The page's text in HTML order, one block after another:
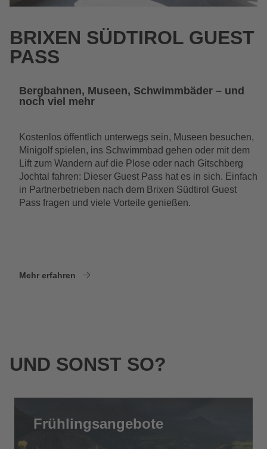
BRIXEN SÜDTIROL GUEST
PASS
Bergbahnen, Museen, Schwimmbäder – und
noch viel mehr
Kostenlos öffentlich unterwegs sein, Museen besuchen,
Minigolf spielen, ins Schwimmbad gehen oder mit dem
Lift zum Wandern auf die Plose oder nach Gitschberg
Jochtal fahren: Dieser Guest Pass hat es in sich. Einfach
in Partnerbetrieben nach dem Brixen Südtirol Guest
Pass fragen und viele Vorteile genießen.
Mehr erfahren
UND SONST SO?
Frühlingsangebote